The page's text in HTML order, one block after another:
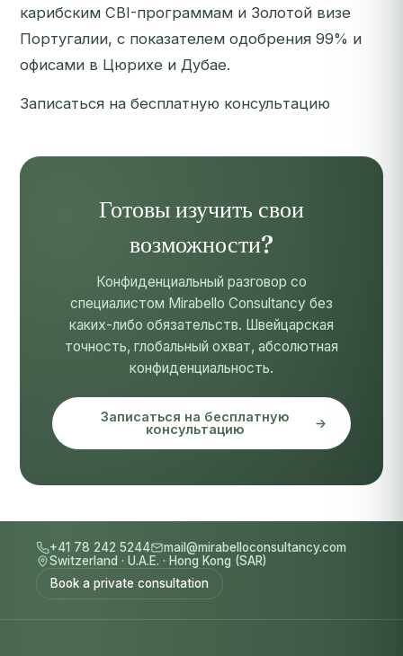
карибским CBI-программам и Золотой визе
Португалии, с показателем одобрения 99% и
офисами в Цюрихе и Дубае.
Записаться на бесплатную консультацию
Готовы изучить свои
возможности?
Конфиденциальный разговор со
специалистом Mirabello Consultancy без
каких-либо обязательств. Швейцарская
точность, глобальный охват, абсолютная
конфиденциальность.
Записаться на бесплатную
консультацию
+41 78 242 5244
mail@mirabelloconsultancy.com
Switzerland · U.A.E. · Hong Kong (SAR)
Book a private consultation